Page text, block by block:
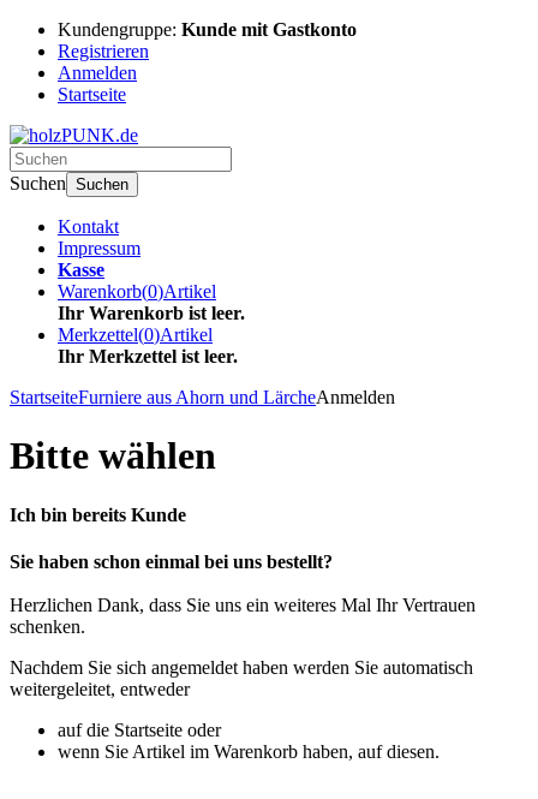
Kundengruppe: Kunde mit Gastkonto
Registrieren
Anmelden
Startseite
Suchen Suchen
Kontakt
Impressum
Kasse
Warenkorb(0)Artikel
Ihr Warenkorb ist leer.
Merkzettel(0)Artikel
Ihr Merkzettel ist leer.
StartseiteFurniere aus Ahorn und LärcheAnmelden
Bitte wählen
Ich bin bereits Kunde
Sie haben schon einmal bei uns bestellt?
Herzlichen Dank, dass Sie uns ein weiteres Mal Ihr Vertrauen
schenken.
Nachdem Sie sich angemeldet haben werden Sie automatisch
weitergeleitet, entweder
auf die Startseite oder
wenn Sie Artikel im Warenkorb haben, auf diesen.